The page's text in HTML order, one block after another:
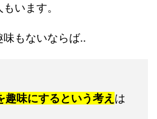
います。
もないならば‥
趣味にするという考え は